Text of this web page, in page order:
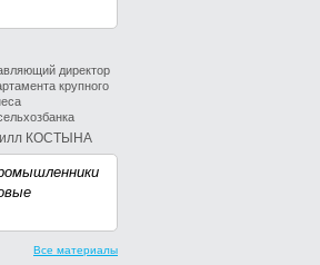
директор
крупного
КОСТЫНА
Все материалы